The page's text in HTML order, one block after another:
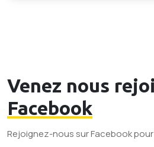
Venez nous
Facebook
Rejoignez-nous sur Facebook